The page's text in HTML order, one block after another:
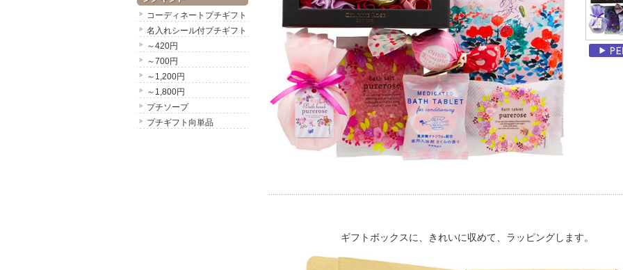
コーディネートプチギフト
名入れシール付プチギフト
～420円
～700円
～1,200円
～1,800円
プチソープ
プチギフト向単品
ギフトボックスに、きれいに収めて、ラッピングします。